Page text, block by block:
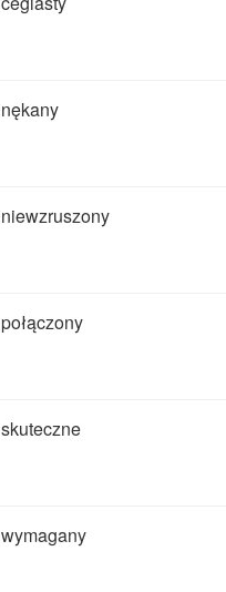
nękany
niewzruszony
połączony
skuteczne
wymagany